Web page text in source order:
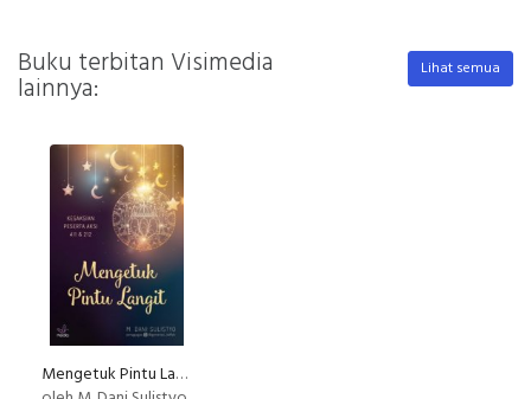
Buku terbitan Visimedia
lainnya:
Lihat semua
Mengetuk Pintu Langit